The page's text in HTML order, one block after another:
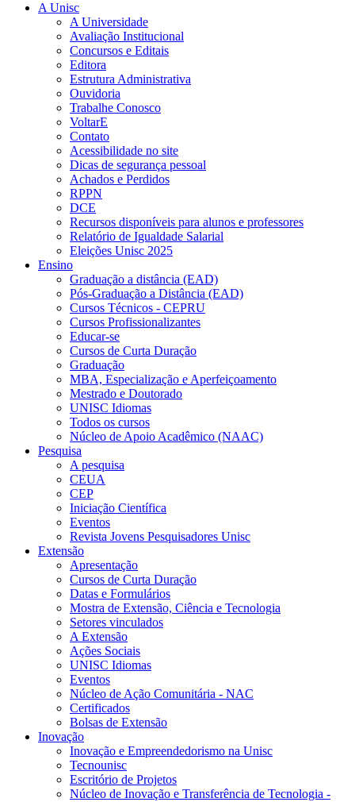
A Unisc
A Universidade
Avaliação Institucional
Concursos e Editais
Editora
Estrutura Administrativa
Ouvidoria
Trabalhe Conosco
VoltarE
Contato
Acessibilidade no site
Dicas de segurança pessoal
Achados e Perdidos
RPPN
DCE
Recursos disponíveis para alunos e professores
Relatório de Igualdade Salarial
Eleições Unisc 2025
Ensino
Graduação a distância (EAD)
Pós-Graduação a Distância (EAD)
Cursos Técnicos - CEPRU
Cursos Profissionalizantes
Educar-se
Cursos de Curta Duração
Graduação
MBA, Especialização e Aperfeiçoamento
Mestrado e Doutorado
UNISC Idiomas
Todos os cursos
Núcleo de Apoio Acadêmico (NAAC)
Pesquisa
A pesquisa
CEUA
CEP
Iniciação Científica
Eventos
Revista Jovens Pesquisadores Unisc
Extensão
Apresentação
Cursos de Curta Duração
Datas e Formulários
Mostra de Extensão, Ciência e Tecnologia
Setores vinculados
A Extensão
Ações Sociais
UNISC Idiomas
Eventos
Núcleo de Ação Comunitária - NAC
Certificados
Bolsas de Extensão
Inovação
Inovação e Empreendedorismo na Unisc
Tecnounisc
Escritório de Projetos
Núcleo de Inovação e Transferência de Tecnologia -